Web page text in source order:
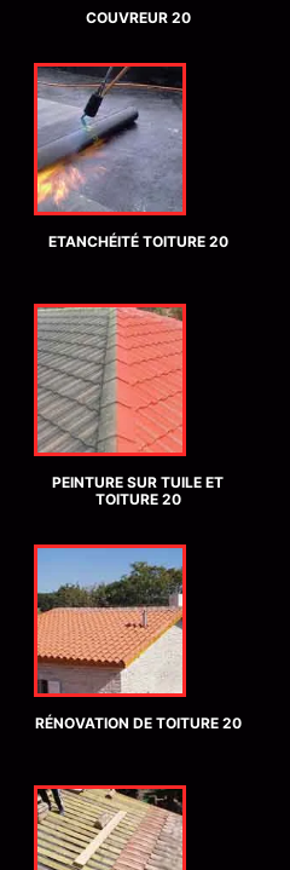
COUVREUR 20
ETANCHÉITÉ TOITURE 20
PEINTURE SUR TUILE ET
TOITURE 20
RÉNOVATION DE TOITURE 20